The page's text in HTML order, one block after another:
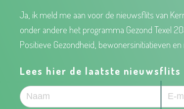
Ja, ik meld me aan voor de nieuwsflits van
onder andere het programma Gezond Texel
Positieve Gezondheid, bewonersinitiatieven
Lees hier de laatste nieuwsflits